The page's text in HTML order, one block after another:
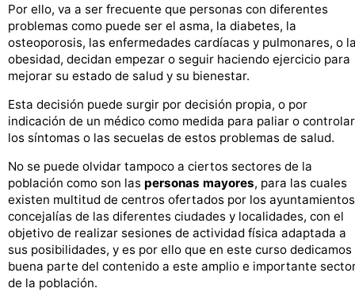
Por ello, va a ser frecuente que personas con diferentes
problemas como puede ser el asma, la diabetes, la
osteoporosis, las enfermedades cardíacas y pulmonares, o
obesidad, decidan empezar o seguir haciendo ejercicio para
mejorar su estado de salud y su bienestar.
Esta decisión puede surgir por decisión propia, o por
indicación de un médico como medida para paliar o controlar
los síntomas o las secuelas de estos problemas de salud.
No se puede olvidar tampoco a ciertos sectores de la
población como son las personas mayores, para las cuales
existen multitud de centros ofertados por los
concejalías de las diferentes ciudades y localidades, con el
objetivo de realizar sesiones de actividad física adaptada a
sus posibilidades, y es por ello que en este curso dedicamos
buena parte del contenido a este amplio e importante
de la población.